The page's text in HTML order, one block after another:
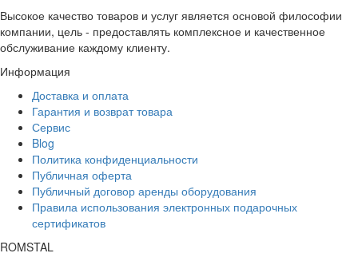
Высокое качество товаров и услуг является основой философии
компании, цель - предоставлять комплексное и качественное
обслуживание каждому клиенту.
Информация
Доставка и оплата
Гарантия и возврат товара
Сервис
Blog
Политика конфиденциальности
Публичная оферта
Публичный договор аренды оборудования
Правила использования электронных подарочных
сертификатов
ROMSTAL